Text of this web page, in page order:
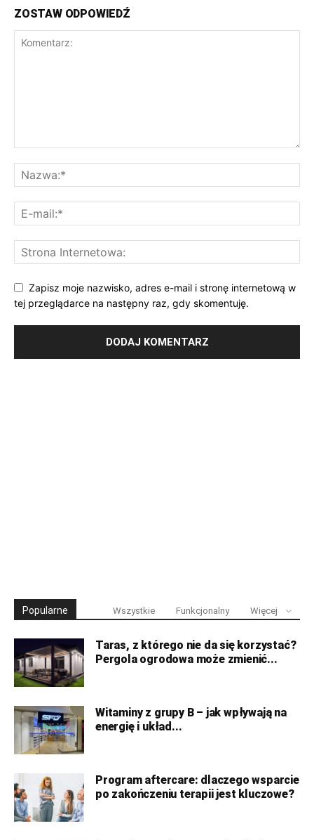
ZOSTAW ODPOWIEDŹ
Zapisz moje nazwisko, adres e-mail i stronę internetową w
tej przeglądarce na następny raz, gdy skomentuję.
Popularne Wszystkie Funkcjonalny Więcej
Taras, z którego nie da się korzystać?
Pergola ogrodowa może zmienić...
Witaminy z grupy B – jak wpływają na
energię i układ...
Program aftercare: dlaczego wsparcie
po zakończeniu terapii jest kluczowe?